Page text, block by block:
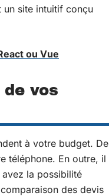
un site intuitif conçu
ou Vue
vos
à votre budget. De
téléphone. En outre, il
la possibilité
des devis